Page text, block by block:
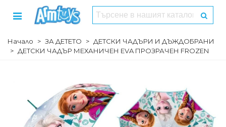
Начало > ЗА ДЕТЕТО > ДЕТСКИ ЧАДЪРИ И ДЪЖДОБРАНИ
> ДЕТСКИ ЧАДЪР МЕХАНИЧЕН EVA ПРОЗРАЧЕН FROZEN